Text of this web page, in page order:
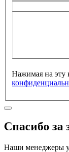
Нажимая на эту
Спасибо за
Наши менеджеры